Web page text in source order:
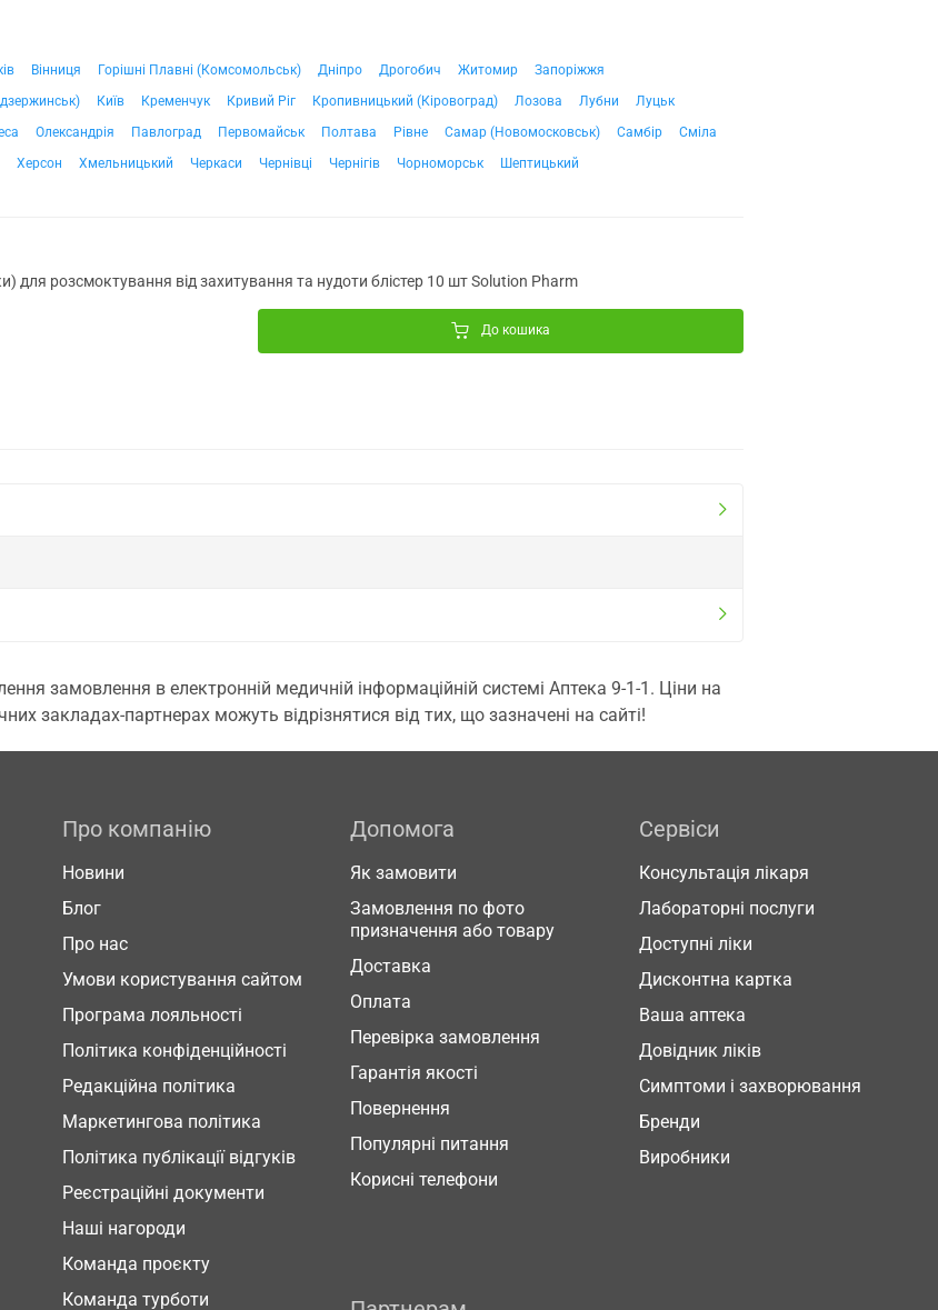
Вінниця Горішні Плавні (Комсомольськ) Дніпро Дрогобич Житомир
Запоріжжя
Київ Кременчук Кривий Ріг Кропивницький (Кіровоград) Лозова Лубни
Луцьк
Олександрія Павлоград Первомайськ Полтава Рівне Самар (Новомосковськ) Самбір
Сміла
Херсон Хмельницький Черкаси Чернівці Чернігів Чорноморськ Шептицький
для розсмоктування від захитування та нудоти блістер 10 шт Solution Pharm
До кошика
замовлення в електронній медичній інформаційній системі Аптека 9-1-1. Ціни на
закладах-партнерах можуть відрізнятися від тих, що зазначені на сайті!
Про компанію
Новини
Блог
Про нас
Умови користування сайтом
Програма лояльності
Політика конфіденційності
Редакційна політика
Маркетингова політика
Політика публікації відгуків
Реєстраційні документи
Наші нагороди
Команда проєкту
Команда турботи
Допомога
Як замовити
Замовлення по фото
призначення або товару
Доставка
Оплата
Перевірка замовлення
Гарантія якості
Повернення
Популярні питання
Корисні телефони
Сервіси
Консультація лікаря
Лабораторні послуги
Доступні ліки
Дисконтна картка
Ваша аптека
Довідник ліків
Симптоми і захворювання
Бренди
Виробники